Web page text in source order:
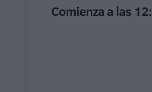
Comienza a las